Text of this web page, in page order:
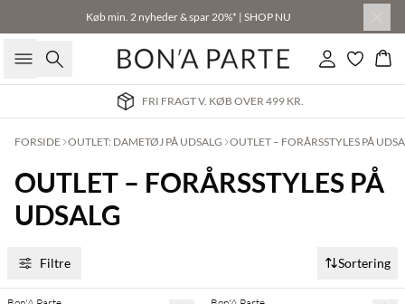
Køb min. 2 nyheder & spar 20%* | SHOP NU
Søg Log ind
FRI FRAGT V. KØB OVER 499 KR.
FORSIDE OUTLET: DAMETØJ PÅ UDSALG OUTLET – FORÅRSSTYLES PÅ
OUTLET – FORÅRSSTYLES PÅ
UDSALG
Filtre Sortering